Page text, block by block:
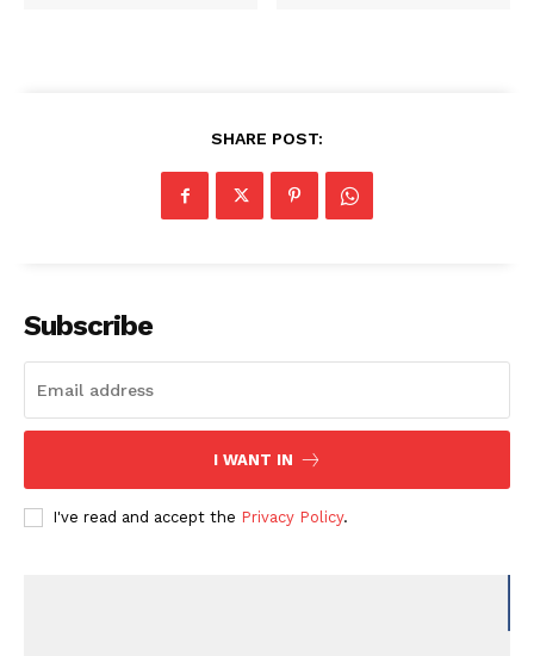
SHARE POST:
Subscribe
I WANT IN
I've read and accept the Privacy Policy.